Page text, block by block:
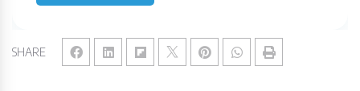
SHARE